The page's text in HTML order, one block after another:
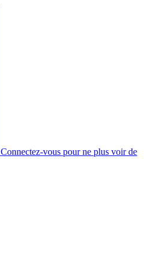
Connectez-vous pour ne plus voir de